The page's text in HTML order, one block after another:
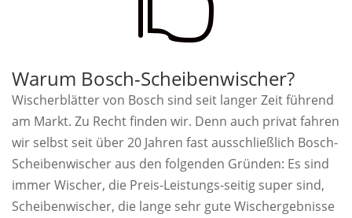
Warum Bosch-Scheibenwischer?
Wischerblätter von Bosch sind seit langer Zeit führend
am Markt. Zu Recht finden wir. Denn auch privat fahren
wir selbst seit über 20 Jahren fast ausschließlich Bosch-
Scheibenwischer aus den folgenden Gründen: Es sind
immer Wischer, die Preis-Leistungs-seitig super sind,
Scheibenwischer, die lange sehr gute Wischergebnisse